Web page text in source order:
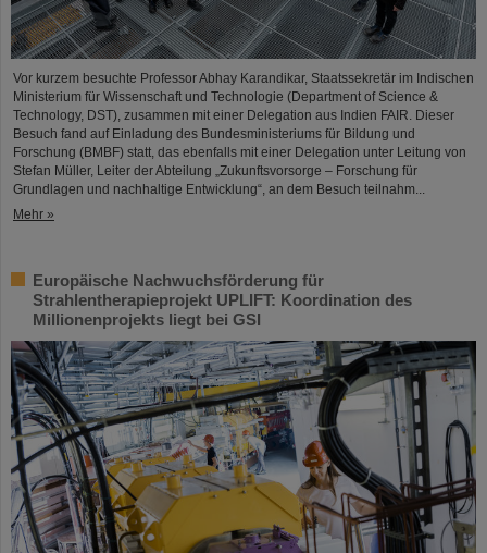
Vor kurzem besuchte Professor Abhay Karandikar, Staatssekretär im Indischen
Ministerium für Wissenschaft und Technologie (Department of Science &
Technology, DST), zusammen mit einer Delegation aus Indien FAIR. Dieser
Besuch fand auf Einladung des Bundesministeriums für Bildung und
Forschung (BMBF) statt, das ebenfalls mit einer Delegation unter Leitung von
Stefan Müller, Leiter der Abteilung „Zukunftsvorsorge – Forschung für
Grundlagen und nachhaltige Entwicklung“, an dem Besuch teilnahm...
Mehr »
Europäische Nachwuchsförderung für
Strahlentherapieprojekt UPLIFT: Koordination des
Millionenprojekts liegt bei GSI